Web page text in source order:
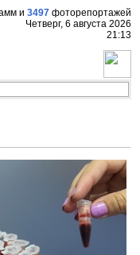
и 3497 фоторепортажей
Четверг, 6 августа 2026
21:13
к угрозе третьей